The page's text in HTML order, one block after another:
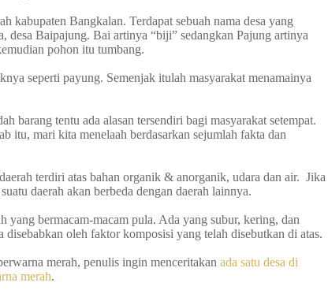
kabupaten Bangkalan. Terdapat sebuah nama desa yang
desa Baipajung. Bai artinya “biji” sedangkan Pajung artinya
pohon itu tumbang.
seperti payung. Semenjak itulah masyarakat menamainya
barang tentu ada alasan tersendiri bagi masyarakat setempat.
itu, mari kita menelaah berdasarkan sejumlah fakta dan
terdiri atas bahan organik & anorganik, udara dan air. Jika
daerah akan berbeda dengan daerah lainnya.
yang bermacam-macam pula. Ada yang subur, kering, dan
disebabkan oleh faktor komposisi yang telah disebutkan di atas.
merah, penulis ingin menceritakan ada satu desa di
merah.